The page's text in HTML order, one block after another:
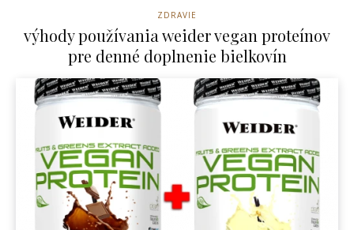
ZDRAVIE
výhody používania weider vegan proteínov
pre denné doplnenie bielkovín